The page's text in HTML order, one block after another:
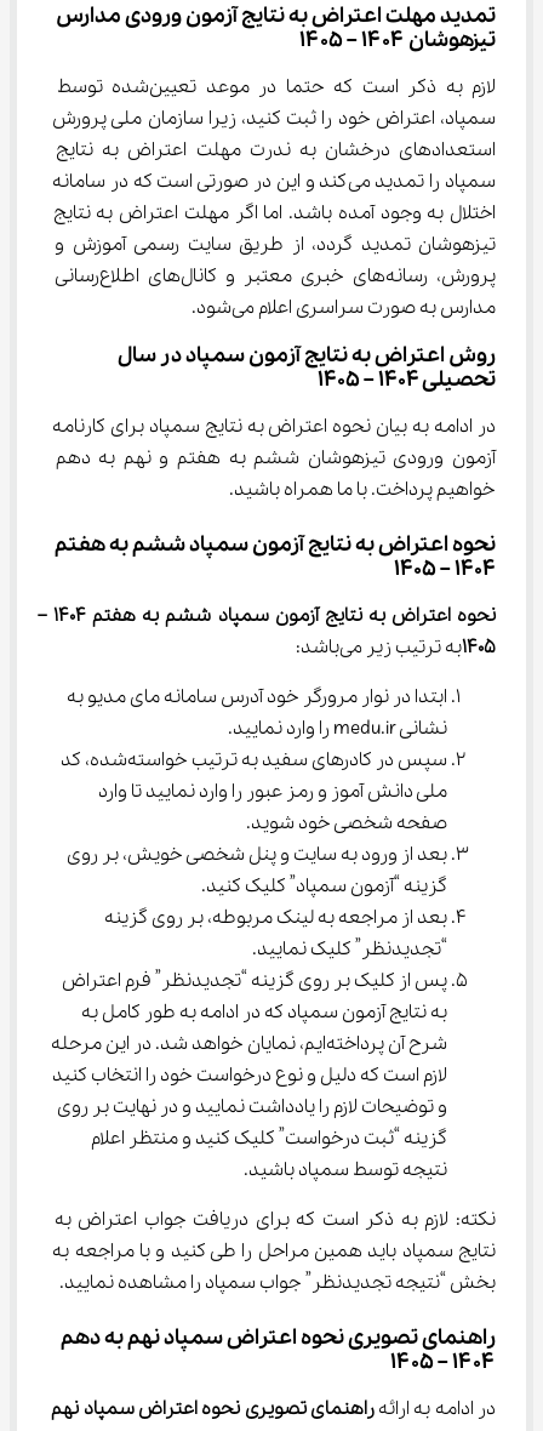
تمدید مهلت اعتراض به نتایج آزمون ورودی مدارس
تیزهوشان ۱۴۰۴ – ۱۴۰۵
لازم به ذکر است که حتما در موعد تعیین‌شده توسط
سمپاد، اعتراض خود را ثبت کنید، زیرا سازمان ملی پرورش
استعدادهای درخشان به ندرت مهلت اعتراض به نتایج
سمپاد را تمدید می‌کند و این در صورتی است که در سامانه
اختلال به وجود آمده باشد. اما اگر مهلت اعتراض به نتایج
تیزهوشان تمدید گردد، از طریق سایت رسمی آموزش و
پرورش، رسانه‌های خبری معتبر و کانال‌های اطلاع‌رسانی
مدارس به صورت سراسری اعلام می‌شود.
روش اعتراض به نتایج آزمون سمپاد در سال
تحصیلی 1404 – 1405
در ادامه به بیان نحوه اعتراض به نتایج سمپاد برای کارنامه
آزمون ورودی تیزهوشان ششم به هفتم و نهم به دهم
خواهیم پرداخت. با ما همراه باشید.
نحوه اعتراض به نتایج آزمون سمپاد ششم به هفتم
1404 – 1405
نحوه اعتراض به نتایج آزمون سمپاد ششم به هفتم 1404 –
1405به ترتیب زیر می‌باشد:
ابتدا در نوار مرورگر خود آدرس سامانه مای مدیو به
نشانی medu.ir را وارد نمایید.
سپس در کادرهای سفید به ترتیب خواسته‌شده، کد
ملی دانش آموز و رمز عبور را وارد نمایید تا وارد
صفحه شخصی خود شوید.
بعد از ورود به سایت و پنل شخصی خویش، بر روی
گزینه “آزمون سمپاد” کلیک کنید.
بعد از مراجعه به لینک مربوطه، بر روی گزینه
“تجدیدنظر” کلیک نمایید.
پس از کلیک بر روی گزینه “تجدیدنظر” فرم اعتراض
به نتایج آزمون سمپاد که در ادامه به طور کامل به
شرح آن پرداخته‌ایم، نمایان خواهد شد. در این مرحله
لازم است که دلیل و نوع درخواست خود را انتخاب کنید
و توضیحات لازم را یادداشت نمایید و در نهایت بر روی
گزینه “ثبت درخواست” کلیک کنید و منتظر اعلام
نتیجه توسط سمپاد باشید.
نکته: لازم به ذکر است که برای دریافت جواب اعتراض به
نتایج سمپاد باید همین مراحل را طی کنید و با مراجعه به
بخش “نتیجه تجدیدنظر” جواب سمپاد را مشاهده نمایید.
راهنمای تصویری نحوه اعتراض سمپاد نهم به دهم
۱۴۰۴ – ۱۴۰۵
در ادامه به ارائه راهنمای تصویری نحوه اعتراض سمپاد نهم